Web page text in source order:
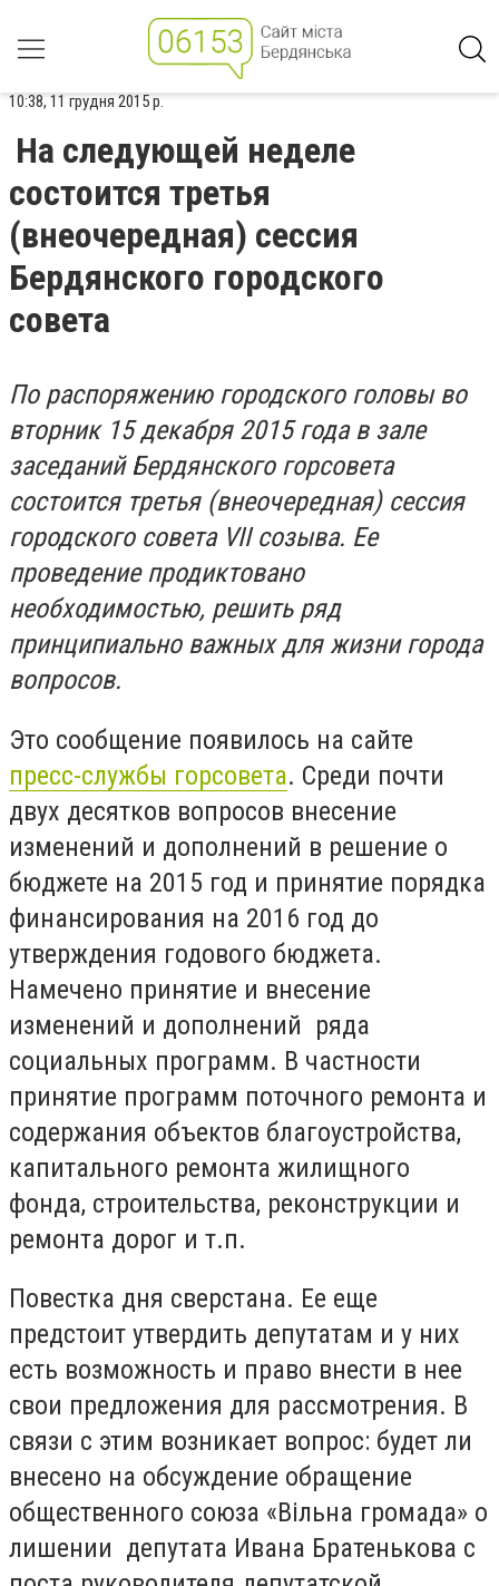
10:38, 11 грудня 2015 р.
На следующей неделе
состоится третья
(внеочередная) сессия
Бердянского городского
совета
По распоряжению городского головы во
вторник 15 декабря 2015 года в зале
заседаний Бердянского горсовета
состоится третья (внеочередная) сессия
городского совета VII созыва. Ее
проведение продиктовано
необходимостью, решить ряд
принципиально важных для жизни города
вопросов.
Это сообщение появилось на сайте
пресс-службы горсовета. Среди почти
двух десятков вопросов внесение
изменений и дополнений в решение о
бюджете на 2015 год и принятие порядка
финансирования на 2016 год до
утверждения годового бюджета.
Намечено принятие и внесение
изменений и дополнений ряда
социальных программ. В частности
принятие программ поточного ремонта и
содержания объектов благоустройства,
капитального ремонта жилищного
фонда, строительства, реконструкции и
ремонта дорог и т.п.
Повестка дня сверстана. Ее еще
предстоит утвердить депутатам и у них
есть возможность и право внести в нее
свои предложения для рассмотрения. В
связи с этим возникает вопрос: будет ли
внесено на обсуждение обращение
общественного союза «Вільна громада» о
лишении депутата Ивана Братенькова с